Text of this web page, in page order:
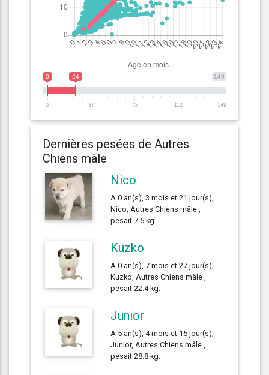
149
0 24
0 37 75 112 149
Dernières pesées de Autres
Chiens mâle
Nico
A 0 an(s), 3 mois et 21 jour(s),
Nico, Autres Chiens mâle ,
pesait 7.5 kg.
Kuzko
A 0 an(s), 7 mois et 27 jour(s),
Kuzko, Autres Chiens mâle ,
pesait 22.4 kg.
Junior
A 5 an(s), 4 mois et 15 jour(s),
Junior, Autres Chiens mâle ,
pesait 28.8 kg.